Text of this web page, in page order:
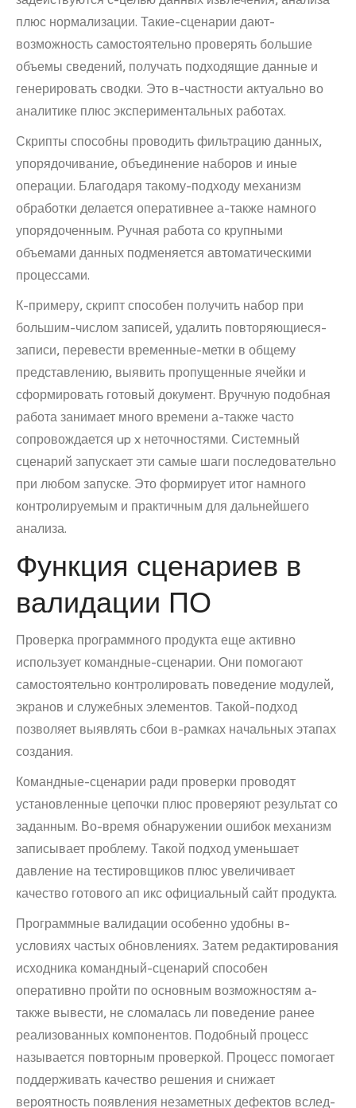
плюс нормализации. Такие-сценарии дают-
возможность самостоятельно проверять большие
объемы сведений, получать подходящие данные и
генерировать сводки. Это в-частности актуально во
аналитике плюс экспериментальных работах.
Скрипты способны проводить фильтрацию данных,
упорядочивание, объединение наборов и иные
операции. Благодаря такому-подходу механизм
обработки делается оперативнее а-также намного
упорядоченным. Ручная работа со крупными
объемами данных подменяется автоматическими
процессами.
К-примеру, скрипт способен получить набор при
большим-числом записей, удалить повторяющиеся-
записи, перевести временные-метки в общему
представлению, выявить пропущенные ячейки и
сформировать готовый документ. Вручную подобная
работа занимает много времени а-также часто
сопровождается up x неточностями. Системный
сценарий запускает эти самые шаги последовательно
при любом запуске. Это формирует итог намного
контролируемым и практичным для дальнейшего
анализа.
Функция сценариев в
валидации ПО
Проверка программного продукта еще активно
использует командные-сценарии. Они помогают
самостоятельно контролировать поведение модулей,
экранов и служебных элементов. Такой-подход
позволяет выявлять сбои в-рамках начальных этапах
создания.
Командные-сценарии ради проверки проводят
установленные цепочки плюс проверяют результат со
заданным. Во-время обнаружении ошибок механизм
записывает проблему. Такой подход уменьшает
давление на тестировщиков плюс увеличивает
качество готового ап икс официальный сайт продукта.
Программные валидации особенно удобны в-
условиях частых обновлениях. Затем редактирования
исходника командный-сценарий способен
оперативно пройти по основным возможностям а-
также вывести, не сломалась ли поведение ранее
реализованных компонентов. Подобный процесс
называется повторным проверкой. Процесс помогает
поддерживать качество решения и снижает
вероятность появления незаметных дефектов вслед-